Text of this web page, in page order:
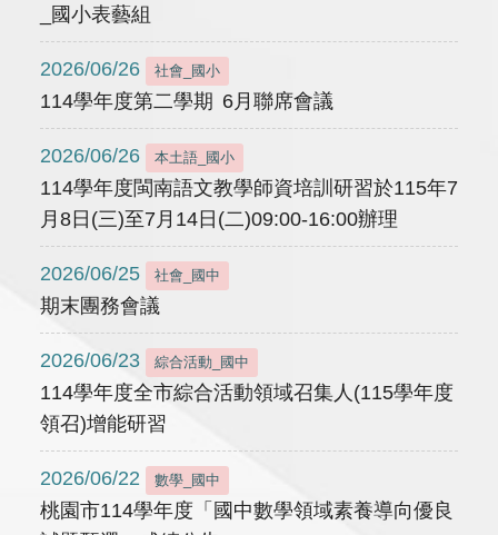
_國小表藝組
2026/06/26 社會_國小
114學年度第二學期 6月聯席會議
2026/06/26 本土語_國小
114學年度閩南語文教學師資培訓研習於115年7
月8日(三)至7月14日(二)09:00-16:00辦理
2026/06/25 社會_國中
期末團務會議
2026/06/23 綜合活動_國中
114學年度全市綜合活動領域召集人(115學年度
領召)增能研習
2026/06/22 數學_國中
桃園市114學年度「國中數學領域素養導向優良